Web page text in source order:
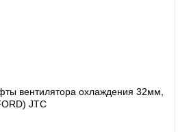
вентилятора охлаждения 32мм,
JTC